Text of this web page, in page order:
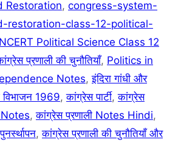
Restoration, congress-system-
restoration-class-12-political-
NCERT Political Science Class 12
प्रणाली की चुनौतियाँ, Politics in
Notes,इंदिरा गांधी और
विभाजन 1969,कांग्रेस पार्टी,कांग्रेस
Notes,कांग्रेस प्रणाली Notes Hindi,
,कांग्रेस प्रणाली की चुनौतियाँ और